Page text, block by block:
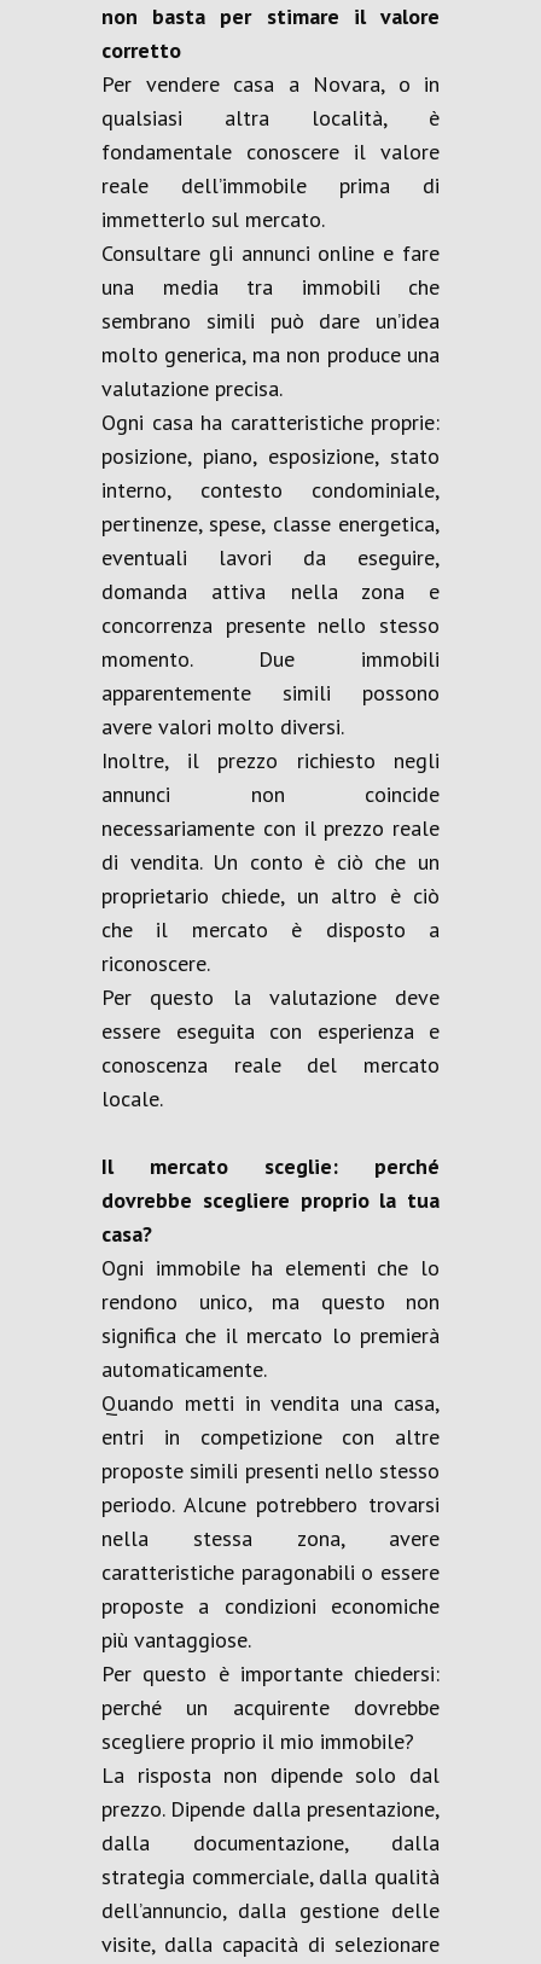
non basta per stimare il valore
corretto
Per vendere casa a Novara, o in
qualsiasi altra località, è
fondamentale conoscere il valore
reale dell’immobile prima di
immetterlo sul mercato.
Consultare gli annunci online e fare
una media tra immobili che
sembrano simili può dare un’idea
molto generica, ma non produce una
valutazione precisa.
Ogni casa ha caratteristiche proprie:
posizione, piano, esposizione, stato
interno, contesto condominiale,
pertinenze, spese, classe energetica,
eventuali lavori da eseguire,
domanda attiva nella zona e
concorrenza presente nello stesso
momento. Due immobili
apparentemente simili possono
avere valori molto diversi.
Inoltre, il prezzo richiesto negli
annunci non coincide
necessariamente con il prezzo reale
di vendita. Un conto è ciò che un
proprietario chiede, un altro è ciò
che il mercato è disposto a
riconoscere.
Per questo la valutazione deve
essere eseguita con esperienza e
conoscenza reale del mercato
locale.
Il mercato sceglie: perché
dovrebbe scegliere proprio la tua
casa?
Ogni immobile ha elementi che lo
rendono unico, ma questo non
significa che il mercato lo premierà
automaticamente.
Quando metti in vendita una casa,
entri in competizione con altre
proposte simili presenti nello stesso
periodo. Alcune potrebbero trovarsi
nella stessa zona, avere
caratteristiche paragonabili o essere
proposte a condizioni economiche
più vantaggiose.
Per questo è importante chiedersi:
perché un acquirente dovrebbe
scegliere proprio il mio immobile?
La risposta non dipende solo dal
prezzo. Dipende dalla presentazione,
dalla documentazione, dalla
strategia commerciale, dalla qualità
dell’annuncio, dalla gestione delle
visite, dalla capacità di selezionare